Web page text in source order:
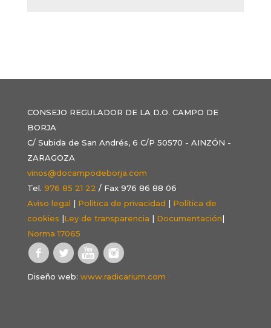
CONSEJO REGULADOR DE LA D.O. CAMPO DE
BORJA
C/ Subida de San Andrés, 6 C/P 50570 - AINZÓN -
ZARAGOZA
vinos@docampodeborja.com
Tel. 976 85 21 22 / Fax 976 86 88 06
Aviso legal | Política de privacidad | Política de
cookies |Ley de transparencia | Documentación|
Norma 17065
Diseño web: www.radicarium.com